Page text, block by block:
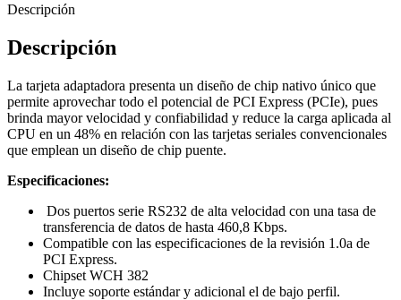
Descripción
Descripción
La tarjeta adaptadora presenta un diseño de chip nativo único que
permite aprovechar todo el potencial de PCI Express (PCIe), pues
brinda mayor velocidad y confiabilidad y reduce la carga aplicada al
CPU en un 48% en relación con las tarjetas seriales convencionales
que emplean un diseño de chip puente.
Especificaciones:
Dos puertos serie RS232 de alta velocidad con una tasa de
transferencia de datos de hasta 460,8 Kbps.
Compatible con las especificaciones de la revisión 1.0a de
PCI Express.
Chipset WCH 382
Incluye soporte estándar y adicional el de bajo perfil.